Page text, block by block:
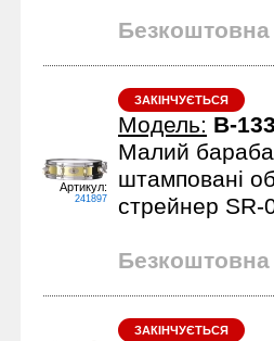
Безкоштовна
Артикул:
241897
ЗАКІНЧУЄТЬСЯ
Модель: B-
Малий
штамповані
стрейнер SR-
Безкоштовна
ЗАКІНЧУЄТЬСЯ